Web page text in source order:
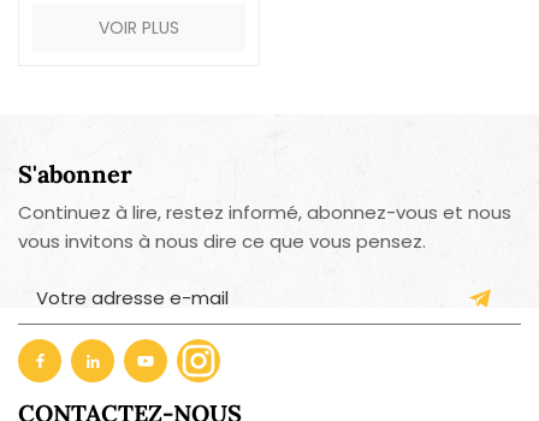
sale
VOIR PLUS
S'abonner
Continuez à lire, restez informé, abonnez-vous et nous
vous invitons à nous dire ce que vous pensez.
CONTACTEZ-NOUS